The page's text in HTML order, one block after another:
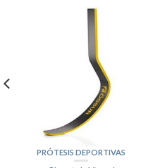
PRÓTESIS DEPORTIVAS